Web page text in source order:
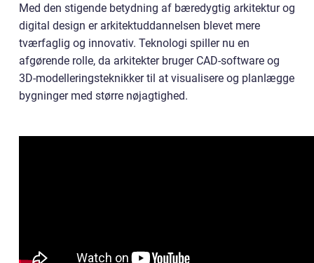
Med den stigende betydning af bæredygtig arkitektur og
digital design er arkitektuddannelsen blevet mere
tværfaglig og innovativ. Teknologi spiller nu en
afgørende rolle, da arkitekter bruger CAD-software og
3D-modelleringsteknikker til at visualisere og planlægge
bygninger med større nøjagtighed.